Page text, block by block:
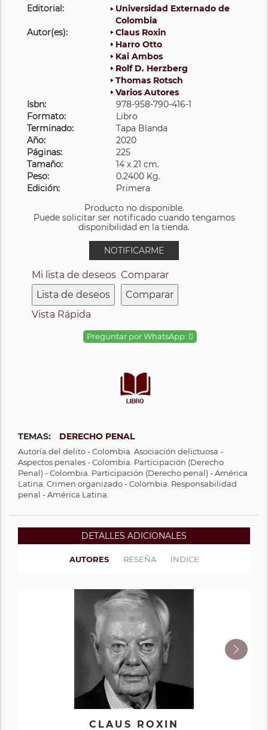
Editorial:
Universidad Externado de
Colombia
Autor(es):
Claus Roxin
Harro Otto
Kai Ambos
Rolf D. Herzberg
Thomas Rotsch
Varios Autores
Isbn:
978-958-790-416-1
Formato:
Libro
Terminado:
Tapa Blanda
Año:
2020
Páginas:
225
Tamaño:
14 x 21 cm.
Peso:
0.2400 Kg.
Edición:
Primera
Producto no disponible.
Puede solicitar ser notificado cuando tengamos
disponibilidad en la tienda.
NOTIFICARME
Mi lista de deseos
Lista de deseos
Comparar
Comparar
Vista Rápida
Preguntar por WhatsApp:
TEMAS: DERECHO PENAL
Autoría del delito - Colombia. Asociación delictuosa -
Aspectos penales - Colombia. Participación (Derecho
Penal) - Colombia. Participación (Derecho penal) - América
Latina. Crimen organizado - Colombia. Responsabilidad
penal - América Latina.
DETALLES ADICIONALES
AUTORES RESEÑA ÍNDICE
CLAUS ROXIN
HARRO OTTO
KAI AMBOS
ROLF D. HERZBERG
THOMAS ROTSCH